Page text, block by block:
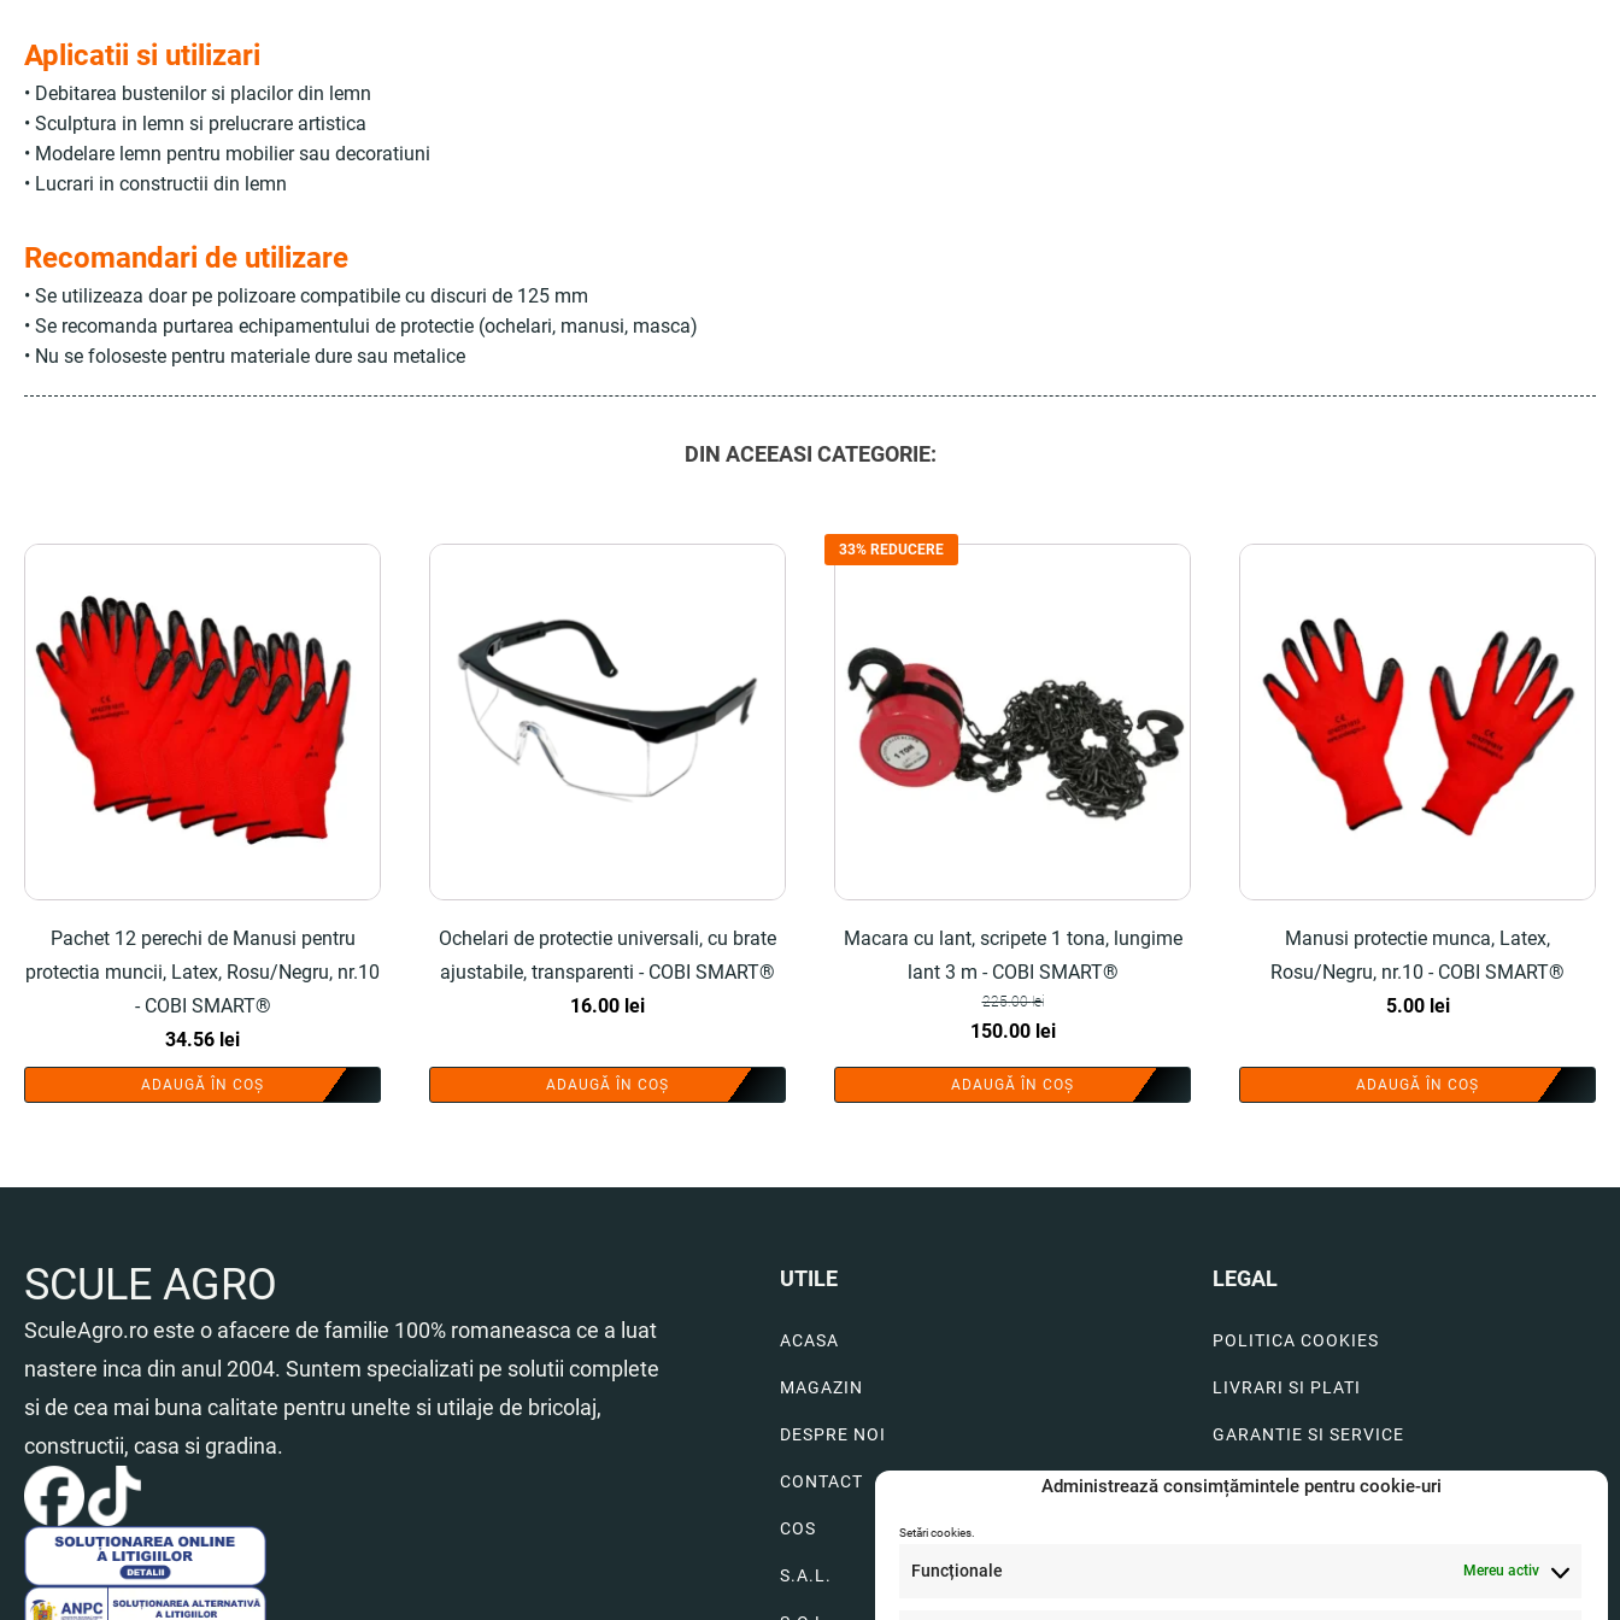
Administrează consimțămintele pentru cookie-uri
Setări cookies.
Funcționale Mereu activ
Aplicatii si utilizari
• Debitarea bustenilor si placilor din lemn
• Sculptura in lemn si prelucrare artistica
• Modelare lemn pentru mobilier sau decoratiuni
• Lucrari in constructii din lemn
Recomandari de utilizare
• Se utilizeaza doar pe polizoare compatibile cu discuri de 125 mm
• Se recomanda purtarea echipamentului de protectie (ochelari, manusi, masca)
• Nu se foloseste pentru materiale dure sau metalice
DIN ACEEASI CATEGORIE:
Pachet 12 perechi de Manusi pentru
protectia muncii, Latex, Rosu/Negru, nr.10
- COBI SMART®
34.56 lei
ADAUGĂ ÎN COȘ
Ochelari de protectie universali, cu brate
ajustabile, transparenti - COBI SMART®
16.00 lei
ADAUGĂ ÎN COȘ
33% REDUCERE
Macara cu lant, scripete 1 tona, lungime
lant 3 m - COBI SMART®
225.00lei
Prețul
inițial
a
150.00 leiPrețul
curent
este:
ADAUGĂ ÎN COȘ
Manusi protectie munca, Latex,
Rosu/Negru, nr.10 - COBI SMART®
5.00 lei
ADAUGĂ ÎN COȘ
SCULE AGRO
SculeAgro.ro este o afacere de familie 100% romaneasca ce a luat
nastere inca din anul 2004. Suntem specializati pe solutii complete
si de cea mai buna calitate pentru unelte si utilaje de bricolaj,
constructii, casa si gradina.
UTILE
ACASA
MAGAZIN
DESPRE NOI
CONTACT
COS
S.A.L.
LEGAL
POLITICA COOKIES
LIVRARI SI PLATI
GARANTIE SI SERVICE
FORMULAR SERVICE